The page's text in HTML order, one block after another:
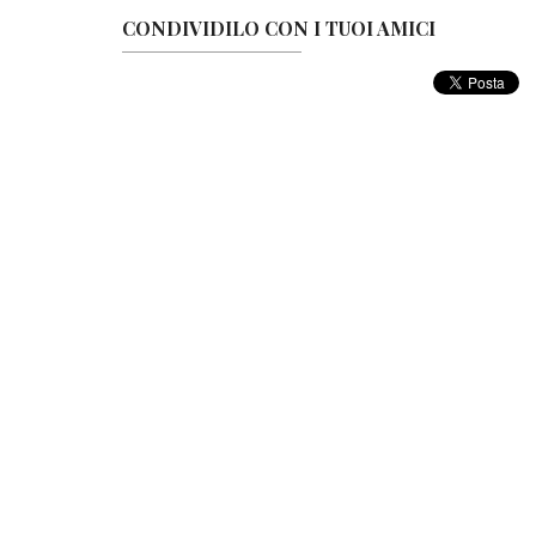
CONDIVIDILO CON I TUOI AMICI